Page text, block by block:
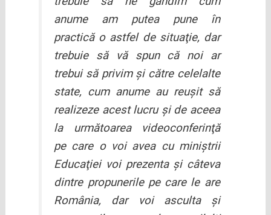
anume am putea pune în
practică o astfel de situaţie, dar
trebuie să vă spun că noi ar
trebui să privim şi către celelalte
state, cum anume au reuşit să
realizeze acest lucru şi de aceea
la următoarea videoconferinţă
pe care o voi avea cu miniştrii
Educaţiei voi prezenta şi câteva
dintre propunerile pe care le are
România, dar voi asculta şi